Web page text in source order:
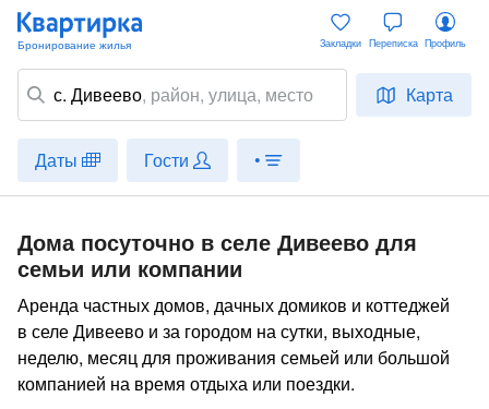
с. Дивеево, район, улица, место Карта
Закладки Переписка Профиль
Даты Гости •
Дома посуточно в селе Дивеево для
семьи или компании
Аренда частных домов, дачных домиков и коттеджей
в селе Дивеево и за городом на сутки, выходные,
неделю, месяц для проживания семьей или большой
компанией на время отдыха или поездки.